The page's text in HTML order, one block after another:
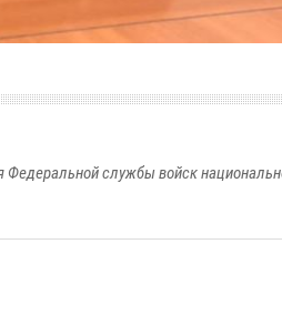
Федеральной службы войск